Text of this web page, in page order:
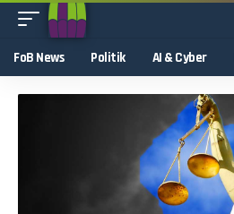
FoB News Politik AI & Cyber